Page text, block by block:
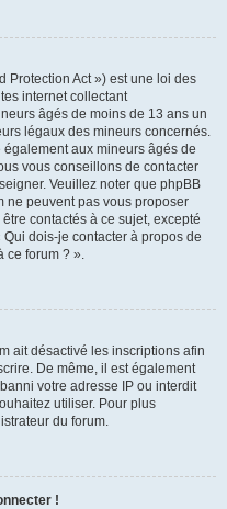
Protection Act ») est une loi des
internet collectant
âgés de moins de 13 ans un
légaux des mineurs concernés.
aux mineurs âgés de
vous conseillons de contacter
Veuillez noter que phpBB
ne peuvent pas vous proposer
contactés à ce sujet, excepté
dois-je contacter à propos de
ce forum ? ».
ait désactivé les inscriptions afin
De même, il est également
votre adresse IP ou interdit
utiliser. Pour plus
du forum.
!